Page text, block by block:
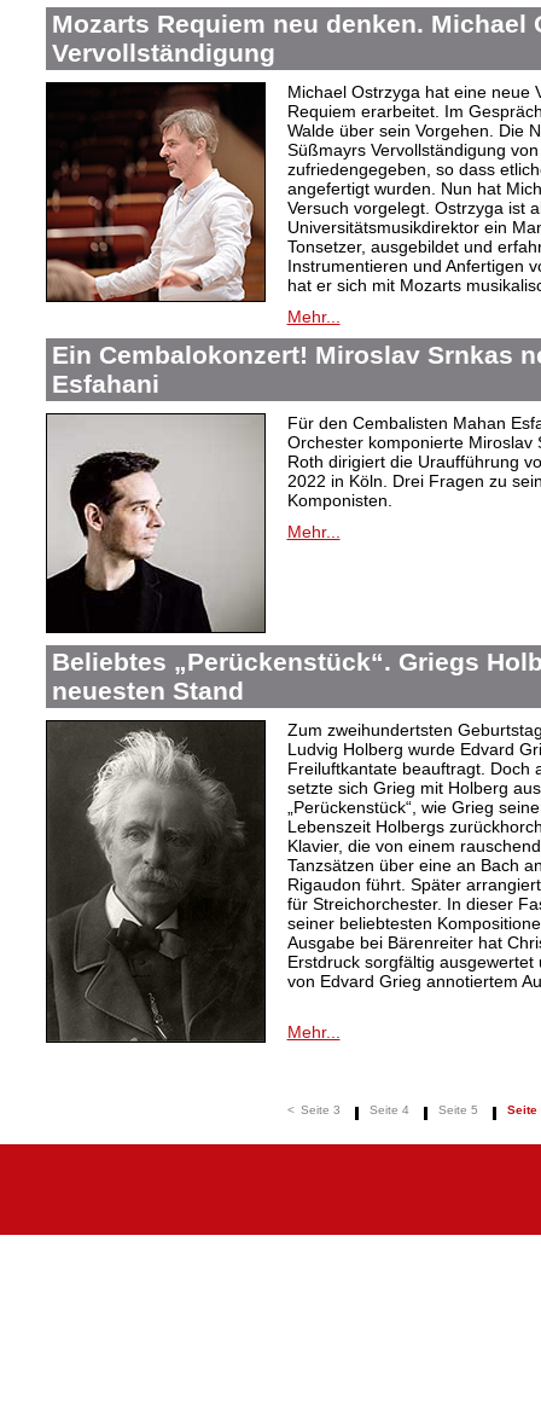
Mozarts Requiem neu denken. Michael
Vervollständigung
Michael Ostrzyga hat eine neue
Requiem erarbeitet. Im
Walde über sein Vorgehen. Die
Süßmayrs Vervollständigung
zufriedengegeben, so dass
angefertigt wurden. Nun hat
Versuch vorgelegt. Ostrzyga ist
Universitätsmusikdirektor ein
Tonsetzer, ausgebildet und
Instrumentieren und Anfertigen
hat er sich mit Mozarts
Mehr...
Ein Cembalokonzert! Miroslav Srnkas
Esfahani
Für den Cembalisten Mahan
Orchester komponierte Miroslav
Roth dirigiert die Uraufführung
2022 in Köln. Drei Fragen zu
Komponisten.
Mehr...
Beliebtes „Perückenstück“. Griegs
neuesten Stand
Zum zweihundertsten
Ludvig Holberg wurde Edvard
Freiluftkantate beauftragt. Doch
setzte sich Grieg mit Holberg
„Perückenstück“, wie Grieg
Lebenszeit Holbergs
Klavier, die von einem
Tanzsätzen über eine an Bach
Rigaudon führt. Später
für Streichorchester. In dieser
seiner beliebtesten
Ausgabe bei Bärenreiter hat
Erstdruck sorgfältig
von Edvard Grieg annotiertem
Mehr...
< Seite 3 Seite 4 Seite 5 Seite